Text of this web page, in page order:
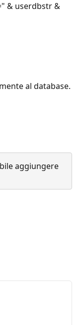
& userdbstr &
al database.
aggiungere